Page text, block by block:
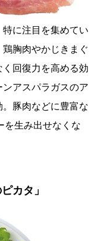
に注目を集めてい
胸肉やかじきまぐ
回復力を高める効
アスパラガスのア
豚肉などに豊富な
を生み出せなくな
カタ」